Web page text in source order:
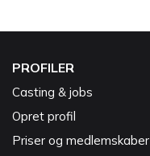
PROFILER
Casting & jobs
Opret profil
Priser og medlemskaber